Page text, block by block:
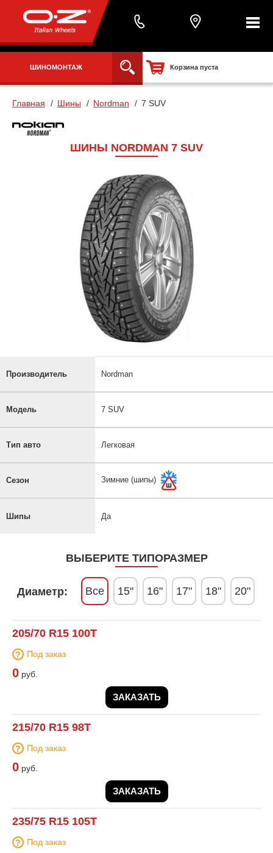
ШИНОМОНТАЖ Корзина пуста
Главная Шины Nordman 7 SUV
ШИНЫ NORDMAN 7 SUV
Производитель Nordman
Модель 7 SUV
Тип авто Легковая
Сезон Зимние (шипы)
Шипы Да
ВЫБЕРИТЕ ТИПОРАЗМЕР
Диаметр: Все 15" 16" 17" 18" 20"
205/70 R15 100T
Под заказ
0 руб.
ЗАКАЗАТЬ
215/70 R15 98T
Под заказ
0 руб.
ЗАКАЗАТЬ
235/75 R15 105T
Под заказ